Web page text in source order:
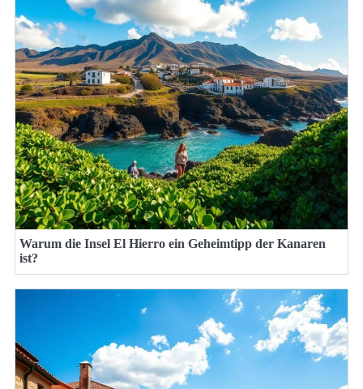
Warum die Insel El Hierro ein Geheimtipp der Kanaren
ist?